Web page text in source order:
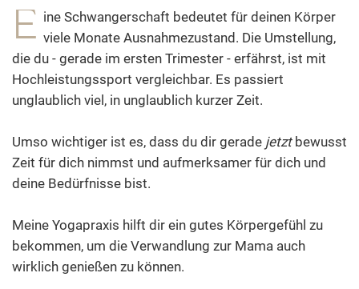
E ine Schwangerschaft bedeutet für deinen Körper
viele Monate Ausnahmezustand. Die Umstellung,
die du - gerade im ersten Trimester - erfährst, ist mit
Hochleistungssport vergleichbar. Es passiert
unglaublich viel, in unglaublich kurzer Zeit.
Umso wichtiger ist es, dass du dir gerade jetztbewusst
Zeit für dich nimmst und aufmerksamer für dich und
deine Bedürfnisse bist.
Meine Yogapraxis hilft dir ein gutes Körpergefühl zu
bekommen, um die Verwandlung zur Mama auch
wirklich genießen zu können.